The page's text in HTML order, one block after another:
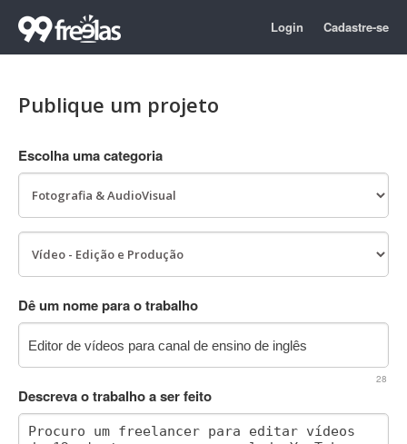
Login Cadastre-se
Publique um projeto
Escolha uma categoria
Dê um nome para o trabalho
28
Descreva o trabalho a ser feito